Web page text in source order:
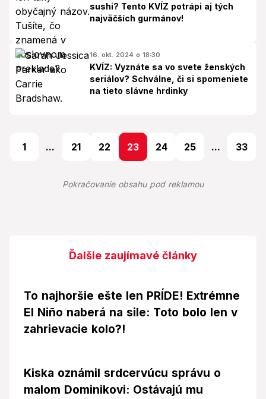
sushi? Tento KVÍZ potrápi aj tých
najväčších gurmánov!
16. okt. 2024 o 18:30
KVÍZ: Vyznáte sa vo svete ženských
seriálov? Schválne, či si spomeniete
na tieto slávne hrdinky
1 ... 21 22 23 24 25 ... 33
Pokračovanie obsahu pod reklamou
Ďalšie zaujímavé články
To najhoršie ešte len PRÍDE! Extrémne
El Niño naberá na sile: Toto bolo len v
zahrievacie kolo?!
Kiska oznámil srdcervúcu správu o
malom Dominikovi: Ostávajú mu